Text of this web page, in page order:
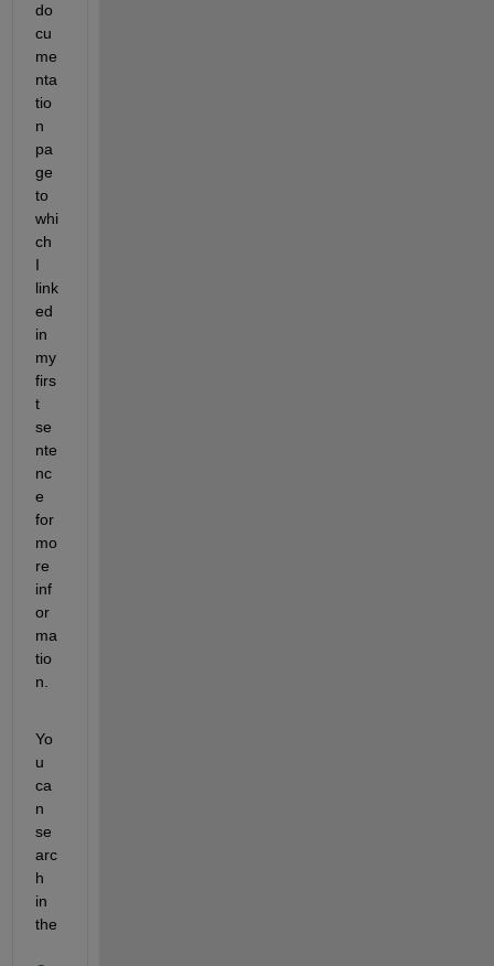
do
cu
me
nta
tio
n
pa
ge
to
whi
ch
I
link
ed
in
my
firs
t
se
nte
nc
e
for
mo
re
inf
or
ma
tio
n.
Yo
u
ca
n
se
arc
h
in